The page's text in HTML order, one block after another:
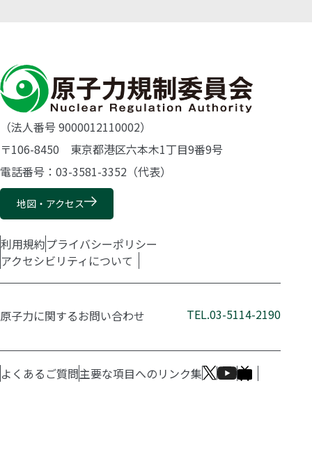
（法人番号 9000012110002）
〒106-8450 東京都港区六本木1丁目9番9号
電話番号：03-3581-3352（代表）
地図・アクセス
利用規約プライバシーポリシー
アクセシビリティについて
原子力に関するお問い合わせ TEL.03-5114-2190
よくあるご質問主要な項目へのリンク集